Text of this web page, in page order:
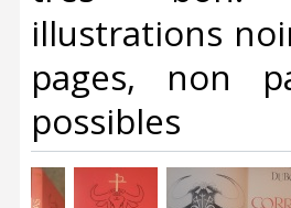
illustrations
pages, non
possibles ‎